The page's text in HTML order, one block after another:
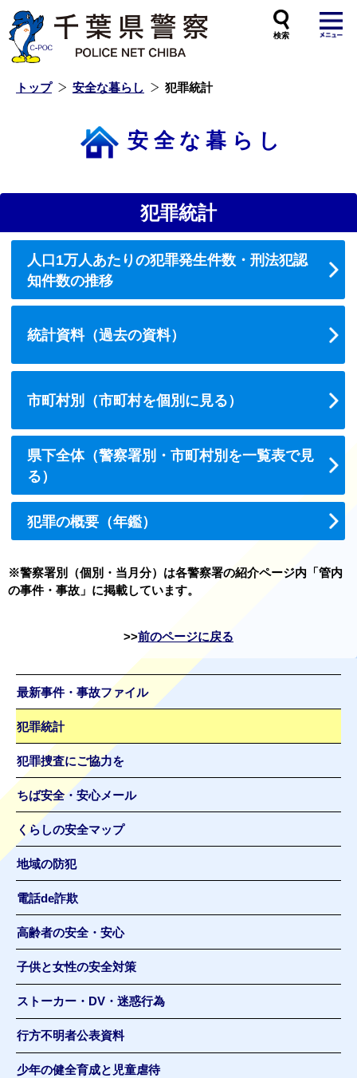
トップ 安全な暮らし 犯罪統計
安全な暮らし
犯罪統計
人口1万人あたりの犯罪発生件数・刑法犯認
知件数の推移
統計資料（過去の資料）
市町村別（市町村を個別に見る）
県下全体（警察署別・市町村別を一覧表で見
る）
犯罪の概要（年鑑）
※警察署別（個別・当月分）は各警察署の紹介ページ内「管内
の事件・事故」に掲載しています。
前のページに戻る
最新事件・事故ファイル
犯罪統計
犯罪捜査にご協力を
ちば安全・安心メール
くらしの安全マップ
地域の防犯
電話de詐欺
高齢者の安全・安心
子供と女性の安全対策
ストーカー・DV・迷惑行為
行方不明者公表資料
少年の健全育成と児童虐待